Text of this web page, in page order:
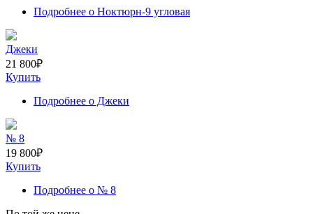
Подробнее о Ноктюрн-9 угловая
Джеки
21 800₽
Купить
Подробнее о Джеки
№ 8
19 800₽
Купить
Подробнее о № 8